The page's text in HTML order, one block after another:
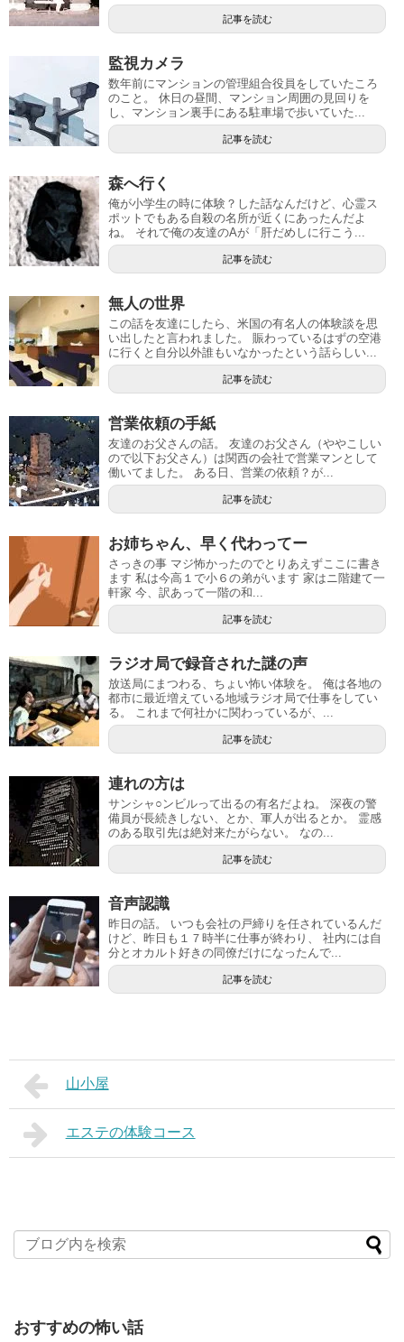
記事を読む
監視カメラ
数年前にマンションの管理組合役員をしていたころ
のこと。 休日の昼間、マンション周囲の見回りを
し、マンション裏手にある駐車場で歩いていた...
記事を読む
森へ行く
俺が小学生の時に体験？した話なんだけど、心霊ス
ポットでもある自殺の名所が近くにあったんだよ
ね。 それで俺の友達のAが「肝だめしに行こう...
記事を読む
無人の世界
この話を友達にしたら、米国の有名人の体験談を思
い出したと言われました。 賑わっているはずの空港
に行くと自分以外誰もいなかったという話らしい...
記事を読む
営業依頼の手紙
友達のお父さんの話。 友達のお父さん（ややこしい
ので以下お父さん）は関西の会社で営業マンとして
働いてました。 ある日、営業の依頼？が...
記事を読む
お姉ちゃん、早く代わってー
さっきの事 マジ怖かったのでとりあえずここに書き
ます 私は今高１で小６の弟がいます 家はニ階建て一
軒家 今、訳あって一階の和...
記事を読む
ラジオ局で録音された謎の声
放送局にまつわる、ちょい怖い体験を。 俺は各地の
都市に最近増えている地域ラジオ局で仕事をしてい
る。 これまで何社かに関わっているが、...
記事を読む
連れの方は
サンシャ○ンビルって出るの有名だよね。 深夜の警
備員が長続きしない、とか、軍人が出るとか。 霊感
のある取引先は絶対来たがらない。 なの...
記事を読む
音声認識
昨日の話。 いつも会社の戸締りを任されているんだ
けど、昨日も１７時半に仕事が終わり、 社内には自
分とオカルト好きの同僚だけになったんで...
記事を読む
山小屋
エステの体験コース
おすすめの怖い話